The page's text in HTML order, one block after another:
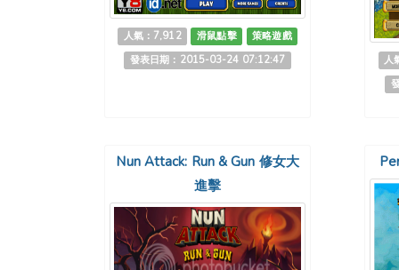
人氣：7,912 滑鼠點擊
策略遊戲
發表日期：2015-03-24 07:12:47
人
Nun Attack: Run & Gun 修女大
進擊